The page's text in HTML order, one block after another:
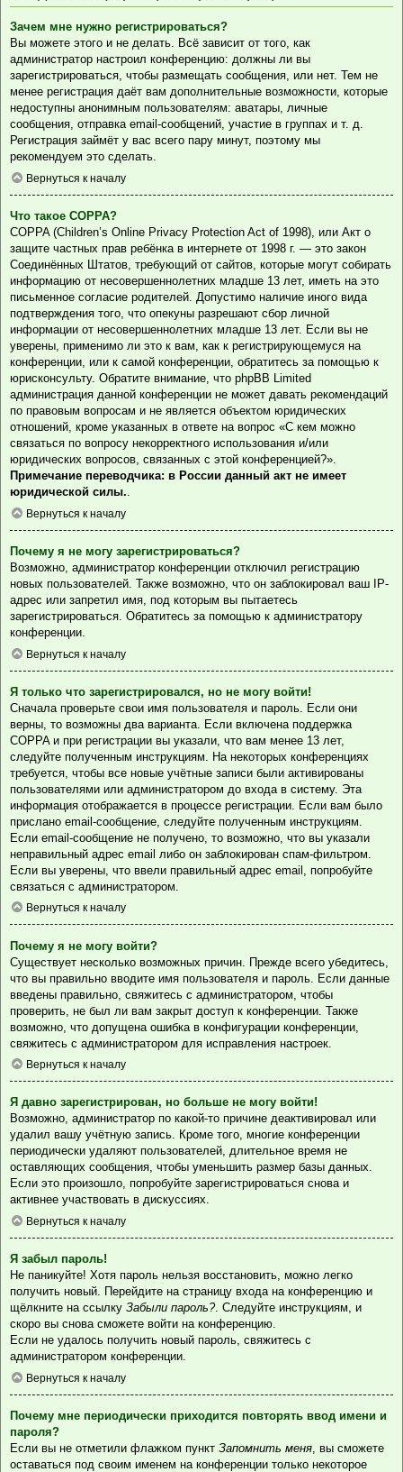
Зачем мне нужно регистрироваться?
Вы можете этого и не делать. Всё зависит от того, как
администратор настроил конференцию: должны ли вы
зарегистрироваться, чтобы размещать сообщения, или нет. Тем не
менее регистрация даёт вам дополнительные возможности, которые
недоступны анонимным пользователям: аватары, личные
сообщения, отправка email-сообщений, участие в группах и т. д.
Регистрация займёт у вас всего пару минут, поэтому мы
рекомендуем это сделать.
Вернуться к началу
Что такое COPPA?
COPPA (Children’s Online Privacy Protection Act of 1998), или Акт о
защите частных прав ребёнка в интернете от 1998 г. — это закон
Соединённых Штатов, требующий от сайтов, которые могут собирать
информацию от несовершеннолетних младше 13 лет, иметь на это
письменное согласие родителей. Допустимо наличие иного вида
подтверждения того, что опекуны разрешают сбор личной
информации от несовершеннолетних младше 13 лет. Если вы не
уверены, применимо ли это к вам, как к регистрирующемуся на
конференции, или к самой конференции, обратитесь за помощью к
юрисконсульту. Обратите внимание, что phpBB Limited
администрация данной конференции не может давать рекомендаций
по правовым вопросам и не является объектом юридических
отношений, кроме указанных в ответе на вопрос «С кем можно
связаться по вопросу некорректного использования и/или
юридических вопросов, связанных с этой конференцией?».
Примечание переводчика: в России данный акт не имеет
юридической силы..
Вернуться к началу
Почему я не могу зарегистрироваться?
Возможно, администратор конференции отключил регистрацию
новых пользователей. Также возможно, что он заблокировал ваш IP-
адрес или запретил имя, под которым вы пытаетесь
зарегистрироваться. Обратитесь за помощью к администратору
конференции.
Вернуться к началу
Я только что зарегистрировался, но не могу войти!
Сначала проверьте свои имя пользователя и пароль. Если они
верны, то возможны два варианта. Если включена поддержка
COPPA и при регистрации вы указали, что вам менее 13 лет,
следуйте полученным инструкциям. На некоторых конференциях
требуется, чтобы все новые учётные записи были активированы
пользователями или администратором до входа в систему. Эта
информация отображается в процессе регистрации. Если вам было
прислано email-сообщение, следуйте полученным инструкциям.
Если email-сообщение не получено, то возможно, что вы указали
неправильный адрес email либо он заблокирован спам-фильтром.
Если вы уверены, что ввели правильный адрес email, попробуйте
связаться с администратором.
Вернуться к началу
Почему я не могу войти?
Существует несколько возможных причин. Прежде всего убедитесь,
что вы правильно вводите имя пользователя и пароль. Если данные
введены правильно, свяжитесь с администратором, чтобы
проверить, не был ли вам закрыт доступ к конференции. Также
возможно, что допущена ошибка в конфигурации конференции,
свяжитесь с администратором для исправления настроек.
Вернуться к началу
Я давно зарегистрирован, но больше не могу войти!
Возможно, администратор по какой-то причине деактивировал или
удалил вашу учётную запись. Кроме того, многие конференции
периодически удаляют пользователей, длительное время не
оставляющих сообщения, чтобы уменьшить размер базы данных.
Если это произошло, попробуйте зарегистрироваться снова и
активнее участвовать в дискуссиях.
Вернуться к началу
Я забыл пароль!
Не паникуйте! Хотя пароль нельзя восстановить, можно легко
получить новый. Перейдите на страницу входа на конференцию и
щёлкните на ссылку Забыли пароль?. Следуйте инструкциям, и
скоро вы снова сможете войти на конференцию.
Если не удалось получить новый пароль, свяжитесь с
администратором конференции.
Вернуться к началу
Почему мне периодически приходится повторять ввод имени и
пароля?
Если вы не отметили флажком пункт Запомнить меня , вы сможете
оставаться под своим именем на конференции только некоторое